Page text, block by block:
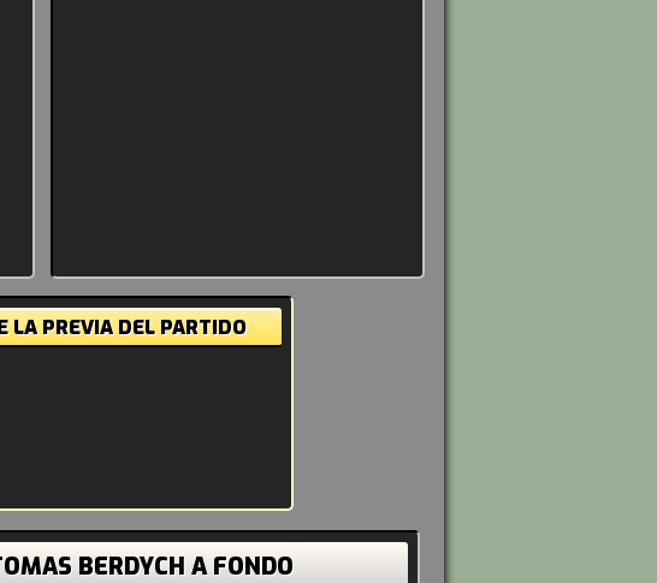
LA PREVIA DEL PARTIDO
BERDYCH A FONDO